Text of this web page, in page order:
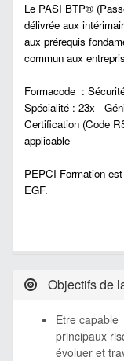
Le PASI BTP®
délivrée aux
aux prérequis
commun aux
Formacode :
Spécialité : 23x -
Certification (Code
applicable
PEPCI Formation
EGF.
Objectifs de
Etre
principaux
évoluer et